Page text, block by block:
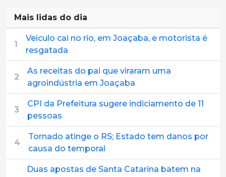
Mais lidas do dia
1
Veículo cai no rio, em Joaçaba, e motorista é
resgatada
2
As receitas do pai que viraram uma
agroindústria em Joaçaba
3
CPI da Prefeitura sugere indiciamento de 11
pessoas
4
Tornado atinge o RS; Estado tem danos por
causa do temporal
Duas apostas de Santa Catarina batem na